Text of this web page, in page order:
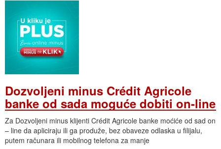
Dozvoljeni minus Crédit Agricole
banke od sada moguće dobiti on-line
Za Dozvoljeni minus klijenti Crédit Agricole banke moćiće od sad on
– line da apliciraju ili ga produže, bez obaveze odlaska u filijalu,
putem računara ili mobilnog telefona za manje